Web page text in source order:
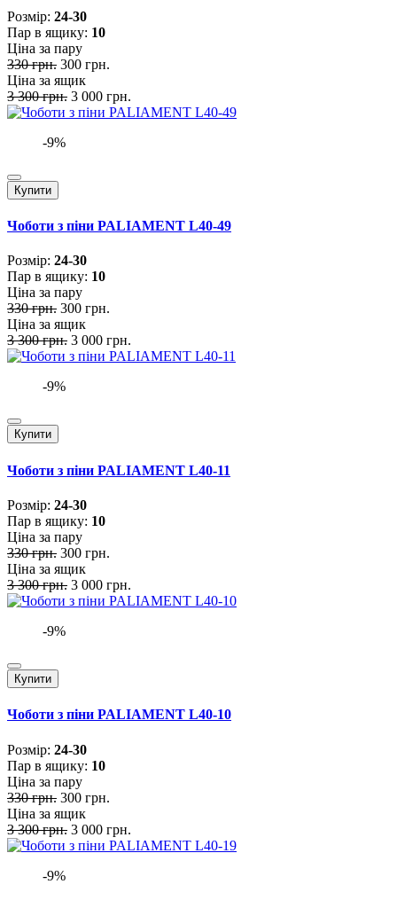
Розмiр: 24-30
Пар в ящику: 10
Ціна за пару
330 грн. 300 грн.
Ціна за ящик
3 300 грн. 3 000 грн.
-9%
Купити
Чоботи з піни PALIAMENT L40-49
Розмiр: 24-30
Пар в ящику: 10
Ціна за пару
330 грн. 300 грн.
Ціна за ящик
3 300 грн. 3 000 грн.
-9%
Купити
Чоботи з піни PALIAMENT L40-11
Розмiр: 24-30
Пар в ящику: 10
Ціна за пару
330 грн. 300 грн.
Ціна за ящик
3 300 грн. 3 000 грн.
-9%
Купити
Чоботи з піни PALIAMENT L40-10
Розмiр: 24-30
Пар в ящику: 10
Ціна за пару
330 грн. 300 грн.
Ціна за ящик
3 300 грн. 3 000 грн.
-9%